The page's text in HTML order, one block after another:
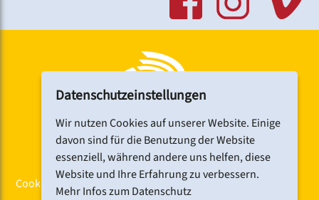
Cookiebanner
Datenschutzeinstellungen
Wir nutzen Cookies auf unserer Website. Einige
davon sind für die Benutzung der Website
essenziell, während andere uns helfen, diese
Website und Ihre Erfahrung zu verbessern.
Mehr Infos zum Datenschutz